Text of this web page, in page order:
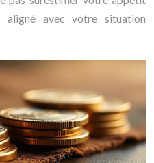
avec votre situation